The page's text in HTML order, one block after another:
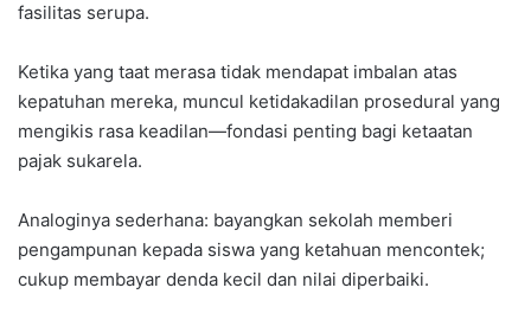
fasilitas serupa.
Ketika yang taat merasa tidak mendapat imbalan atas
kepatuhan mereka, muncul ketidakadilan prosedural yang
mengikis rasa keadilan—fondasi penting bagi ketaatan
pajak sukarela.
Analoginya sederhana: bayangkan sekolah memberi
pengampunan kepada siswa yang ketahuan mencontek;
cukup membayar denda kecil dan nilai diperbaiki.